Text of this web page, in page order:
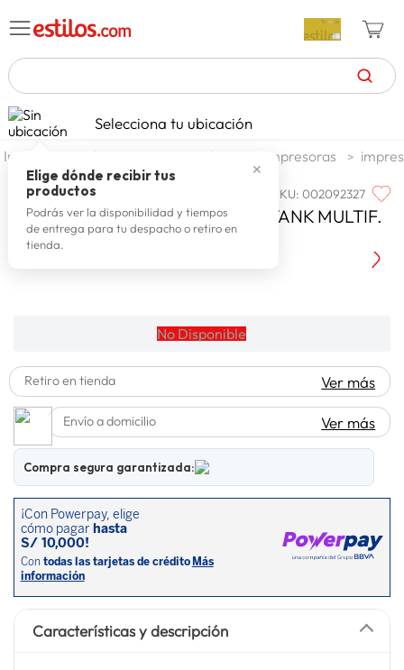
TÉRMINOS MÁS BUSCADOS
1. zapatillas mujer
2. celulares
3. zapatillas hombre
4. moda
8. terrex
9. spiderman
10 lavadora
Selecciona tu ubicación
✕
Elige dónde recibir tus
productos
Podrás ver la disponibilidad y tiempos
de entrega para tu despacho o retiro en
tienda.
tecnologia computadoras impresoras
CANON SKU:002092327
CANON MAXIFY GX6010 MEGATANK MULTIF.
WIF
No Disponible
Retiro en tienda Ver más
Envío a domicilio Ver más
Compra segura garantizada:
Características y descripción